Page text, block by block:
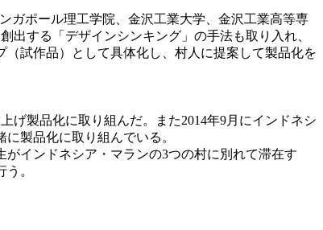
ガポール理工学院、金沢工業大学、金沢工業高等専
出する「デザインシンキング」の手法も取り入れ、
試作品）として具体化し、村人に提案して製品化を
げ製品化に取り組んだ。また2014年9月にインドネシ
製品化に取り組んでいる。
インドネシア・マランの3つの村に別れて滞在す
。